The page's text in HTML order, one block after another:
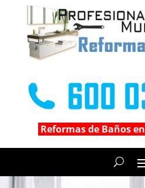
Reformas de Baños en